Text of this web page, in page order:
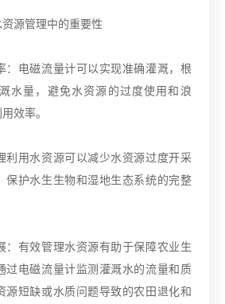
源管理中的重要性
：电磁流量计可以实现准确灌溉，根
水量，避免水资源的过度使用和浪
效率。
利用水资源可以减少水资源过度开采
保护水生生物和湿地生态系统的完整
：有效管理水资源有助于保障农业生
过电磁流量计监测灌溉水的流量和质
源短缺或水质问题导致的农田退化和